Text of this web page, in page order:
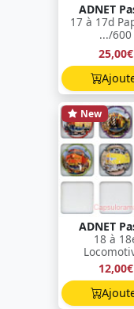
ADNET
17 à 17d
.../600
25,00€
New
ADNET
18 à
12,00€